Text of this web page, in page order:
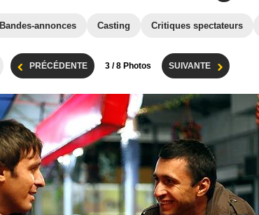
Bandes-annonces Casting Critiques spectateurs
PRÉCÉDENTE 3 / 8 Photos SUIVANTE